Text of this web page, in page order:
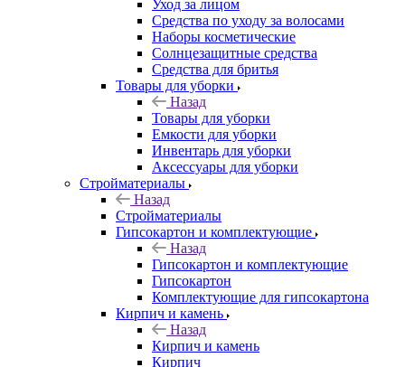
Уход за лицом
Средства по уходу за волосами
Наборы косметические
Солнцезащитные средства
Средства для бритья
Товары для уборки
Назад
Товары для уборки
Емкости для уборки
Инвентарь для уборки
Аксессуары для уборки
Стройматериалы
Назад
Стройматериалы
Гипсокартон и комплектующие
Назад
Гипсокартон и комплектующие
Гипсокартон
Комплектующие для гипсокартона
Кирпич и камень
Назад
Кирпич и камень
Кирпич